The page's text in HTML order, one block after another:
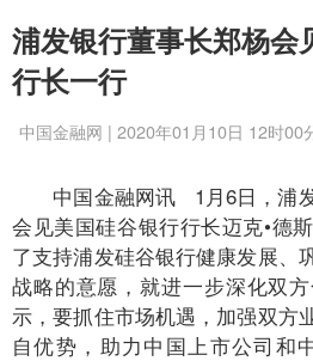
浦发银行董事长郑杨会
行长一行
中国金融网 | 2020年01月10日 12时00
中国金融网讯 1月6日，浦发
会见美国硅谷银行行长迈克•德
了支持浦发硅谷银行健康发展、
战略的意愿，就进一步深化双
示，要抓住市场机遇，加强双方
自优势，助力中国上市公司和